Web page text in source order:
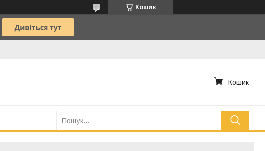
Кошик
Кошик